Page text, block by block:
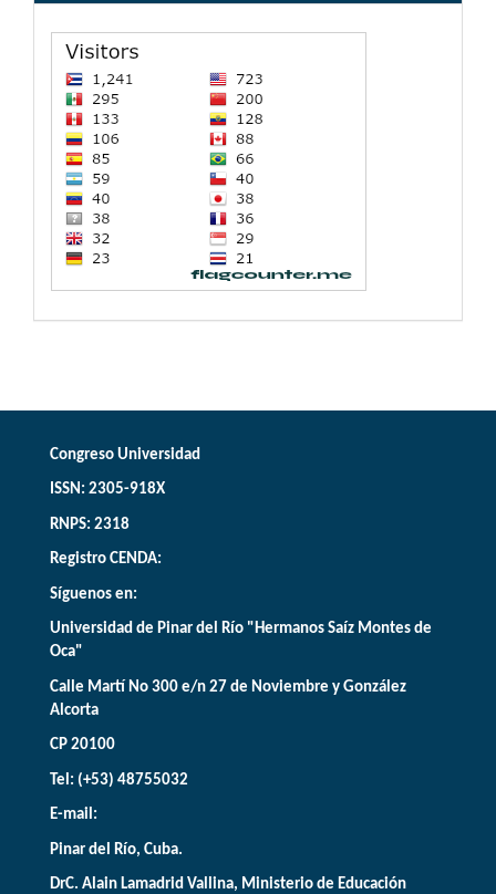
Congreso Universidad
ISSN: 2305-918X
RNPS: 2318
Registro CENDA:
Síguenos en:
Universidad de Pinar del Río "Hermanos Saíz Montes de
Oca"
Calle Martí No 300 e/n 27 de Noviembre y González
Alcorta
CP 20100
Tel: (+53) 48755032
E-mail:
Pinar del Río, Cuba.
DrC. Alain Lamadrid Vallina, Ministerio de Educación